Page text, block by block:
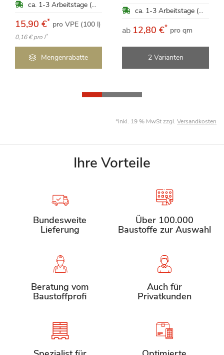
ca. 1-3 Arbeitstage (Mo-Fr)
15,90 €* pro VPE (100 l)
0,16 €pro l*
Mengenrabatte
ca. 1-3 Arbeitstage (Mo-Fr)
ab 12,80 €* pro qm
2 Varianten
*inkl. 19 % MwSt zzgl. Versandkosten
Ihre Vorteile
Bundesweite
Lieferung
Über 100.000
Baustoffe zur Auswahl
Beratung vom
Baustoffprofi
Auch für
Privatkunden